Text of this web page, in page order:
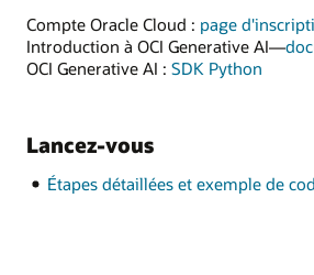
Compte Oracle Cloud : page
Introduction à OCI Generative AI—
OCI Generative AI : SDK Python
Lancez-vous
Étapes détaillées et exemple de